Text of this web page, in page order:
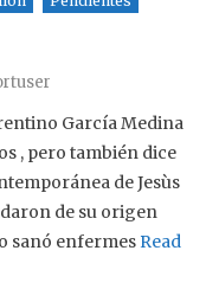
García Medina
, pero también dice
de Jesùs
de su origen
sanó enfermes Read